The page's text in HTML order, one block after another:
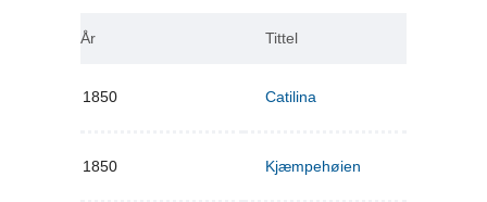
År Tittel
1850 Catilina
1850 Kjæmpehøien